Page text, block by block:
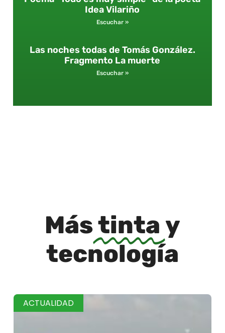
Idea Vilariño
Escuchar »
Las noches todas de Tomás González.
Fragmento La muerte
Escuchar »
Mástinta y
tecnología
ACTUALIDAD